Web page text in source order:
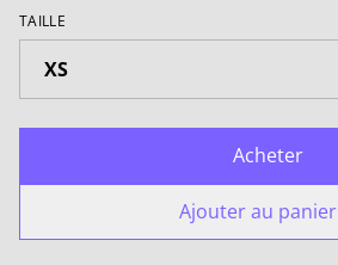
TAILLE
Acheter
Ajouter au panier